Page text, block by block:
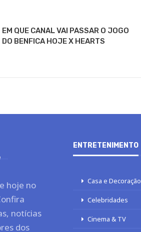
EM QUE CANAL VAI PASSAR O JOGO
DO BENFICA HOJE X HEARTS
hoje no
notícias
dos
ENTRETENIMENTO
Casa e Decoração
Celebridades
Cinema & TV